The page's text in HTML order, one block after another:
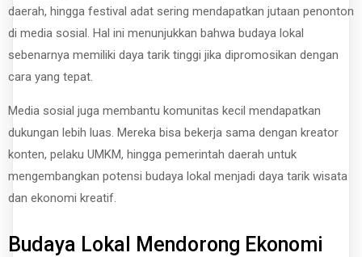
daerah, hingga festival adat sering mendapatkan jutaan penonton
di media sosial. Hal ini menunjukkan bahwa budaya lokal
sebenarnya memiliki daya tarik tinggi jika dipromosikan dengan
cara yang tepat.
Media sosial juga membantu komunitas kecil mendapatkan
dukungan lebih luas. Mereka bisa bekerja sama dengan kreator
konten, pelaku UMKM, hingga pemerintah daerah untuk
mengembangkan potensi budaya lokal menjadi daya tarik wisata
dan ekonomi kreatif.
Budaya Lokal Mendorong Ekonomi